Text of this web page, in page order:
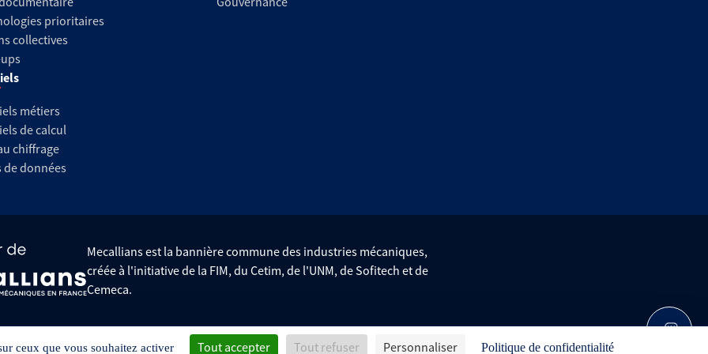
prioritaires
collectives
métiers
de calcul
chiffrage
de données
Mecallians est la bannière commune des industries mécaniques,
créée à l'initiative de la FIM, du Cetim, de l'UNM, de Sofitech et de
Cemeca.
Données personnelles Gestion des cookies Conditions générales de vente Avis d'achat
ceux que vous souhaitez activer Tout accepter Tout refuser Personnaliser Politique de confidentialité